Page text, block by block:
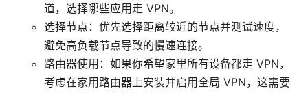
道，选择哪些应用走 VPN。
选择节点：优先选择距离较近的节点并测试速度，
避免高负载节点导致的慢速连接。
路由器使用：如果你希望家里所有设备都走 VPN，
考虑在家用路由器上安装并启用全局 VPN，这需要